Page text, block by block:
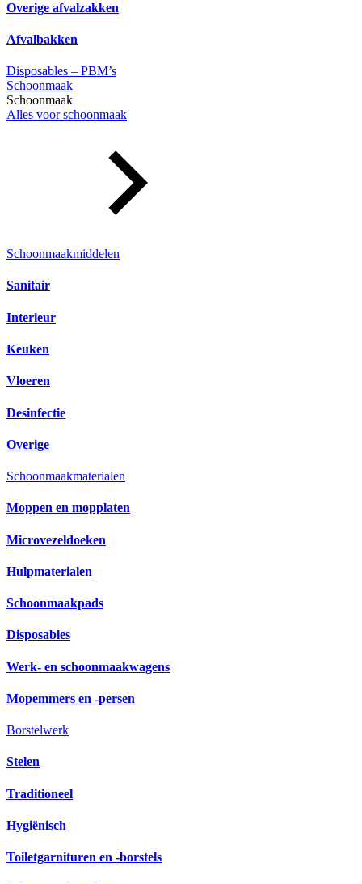
Overige afvalzakken
Afvalbakken
Disposables – PBM’s
Schoonmaak
Schoonmaak
Alles voor schoonmaak
Schoonmaakmiddelen
Sanitair
Interieur
Keuken
Vloeren
Desinfectie
Overige
Schoonmaakmaterialen
Moppen en mopplaten
Microvezeldoeken
Hulpmaterialen
Schoonmaakpads
Disposables
Werk- en schoonmaakwagens
Mopemmers en -persen
Borstelwerk
Stelen
Traditioneel
Hygiënisch
Toiletgarnituren en -borstels